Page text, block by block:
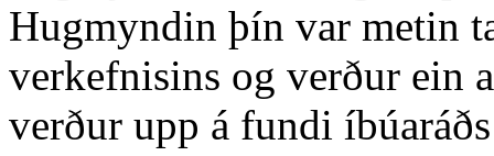
Hugmyndin þín var metin
verkefnisins og verður ein
verður upp á fundi